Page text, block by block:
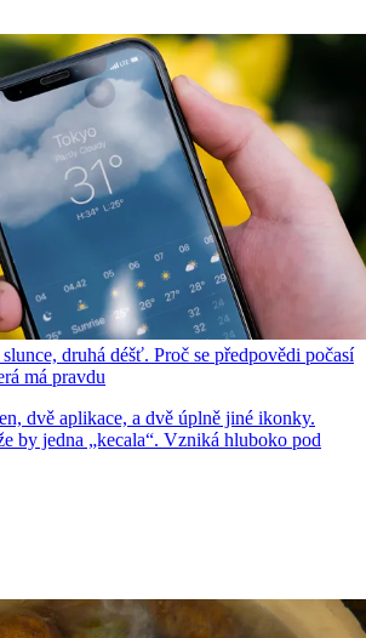
druhá déšť. Proč se předpovědi počasí
má pravdu
dvě aplikace, a dvě úplně jiné ikonky.
by jedna „kecala“. Vzniká hluboko pod